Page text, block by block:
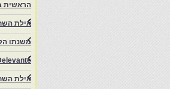
הראשית
אילת
משנתו
אילת